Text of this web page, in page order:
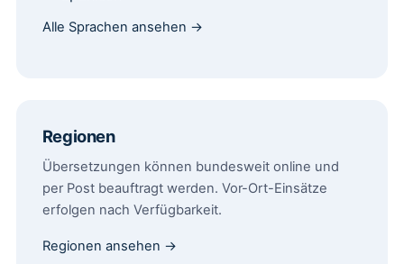
Alle Sprachen ansehen →
Regionen
Übersetzungen können bundesweit online und
per Post beauftragt werden. Vor-Ort-Einsätze
erfolgen nach Verfügbarkeit.
Regionen ansehen →